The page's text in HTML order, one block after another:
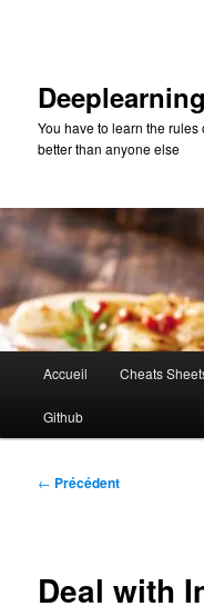
You have to learn the
better than anyone else
principal
Accueil Cheats
Github
Navigation
← Précédent
Deal with